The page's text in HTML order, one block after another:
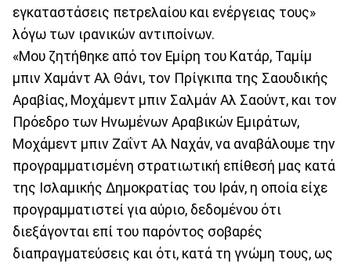
εγκαταστάσεις πετρελαίου και ενέργειας τους»
λόγω των ιρανικών αντιποίνων.
«Μου ζητήθηκε από τον Εμίρη του Κατάρ, Ταμίμ
μπιν Χαμάντ Αλ Θάνι, τον Πρίγκιπα της Σαουδικής
Αραβίας, Μοχάμεντ μπιν Σαλμάν Αλ Σαούντ, και τον
Πρόεδρο των Ηνωμένων Αραβικών Εμιράτων,
Μοχάμεντ μπιν Ζαΐντ Αλ Ναχάν, να αναβάλουμε την
προγραμματισμένη στρατιωτική επίθεσή μας κατά
της Ισλαμικής Δημοκρατίας του Ιράν, η οποία είχε
προγραμματιστεί για αύριο, δεδομένου ότι
διεξάγονται επί του παρόντος σοβαρές
διαπραγματεύσεις και ότι, κατά τη γνώμη τους, ως